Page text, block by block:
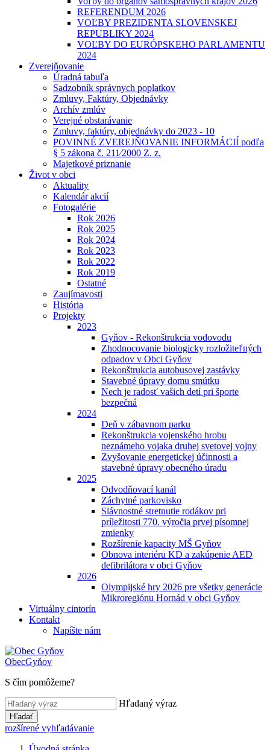
REFERENDUM 2026
VOĽBY PREZIDENTA SLOVENSKEJ
REPUBLIKY 2024
VOĽBY DO EURÓPSKEHO PARLAMENTU
2024
Zverejňovanie
Úradná tabuľa
Sadzobník správnych poplatkov
Zmluvy, Faktúry, Objednávky
Archív zmlúv
Verejné obstarávanie
Zmluvy, faktúry, objednávky do 2023 - 10
POVINNÉ ZVEREJŇOVANIE INFORMÁCIÍ podľa
§ 5 zákona č. 211⁄2000 Z. z.
Majetkové priznanie
Život v obci
Aktuality
Kalendár akcií
Fotogalérie
Rok 2026
Rok 2025
Rok 2024
Rok 2023
Rok 2022
Rok 2019
Ostatné
Zaujímavosti
História
Projekty
2023
Gyňov - Rekonštrukcia vodovodu
Zhodnocovanie biologicky rozložiteľných
odpadov v Obci Gyňov
Rekonštrukcia autobusovej zastávky
Stavebné úpravy domu smútku
Nech je radosť vašich detí pri športe
bezpečná
2024
Deň v zábavnom parku
Rekonštrukcia vojenského hrobu
neznámeho vojaka druhej svetovej vojny
Zvyšovanie energetickej účinnosti a
stavebné úpravy obecného úradu
2025
Odvodňovací kanál
Záchytné parkovisko
Slávnostné stretnutie rodákov pri
príležitosti 770. výročia prvej písomnej
zmienky
Rozšírenie kapacity MŠ Gyňov
Obnova interiéru KD a zakúpenie AED
defibrilátora v obci Gyňov
2026
Olympijské hry 2026 pre všetky generácie
Mikroregiónu Hornád v obci Gyňov
Virtuálny cintorín
Kontakt
Napíšte nám
ObecGyňov
S čím pomôžeme?
Hľadaný výraz
Hľadať
rozšírené vyhľadávanie